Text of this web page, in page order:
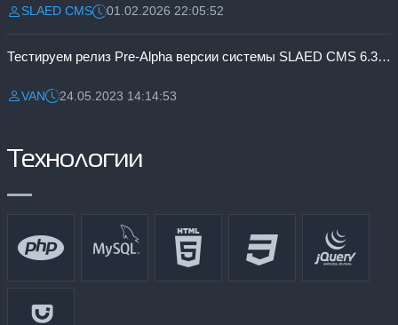
Разместил:
SLAED CMSДата:01.02.2026 22:05:52
Тестируем релиз Pre-Alpha версии системы SLAED CMS 6.3 Pro
Разместил:
VANДата:24.05.2023 14:14:53
Технологии